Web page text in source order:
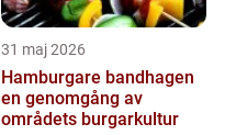
31 maj 2026
Hamburgare bandhagen
en genomgång av
områdets burgarkultur